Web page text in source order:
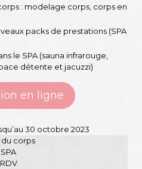
: modelage corps, corps en
packs de prestations (SPA
le SPA (sauna infrarouge,
détente et jacuzzi)
en ligne
30 octobre 2023
du corps
SPA
RDV